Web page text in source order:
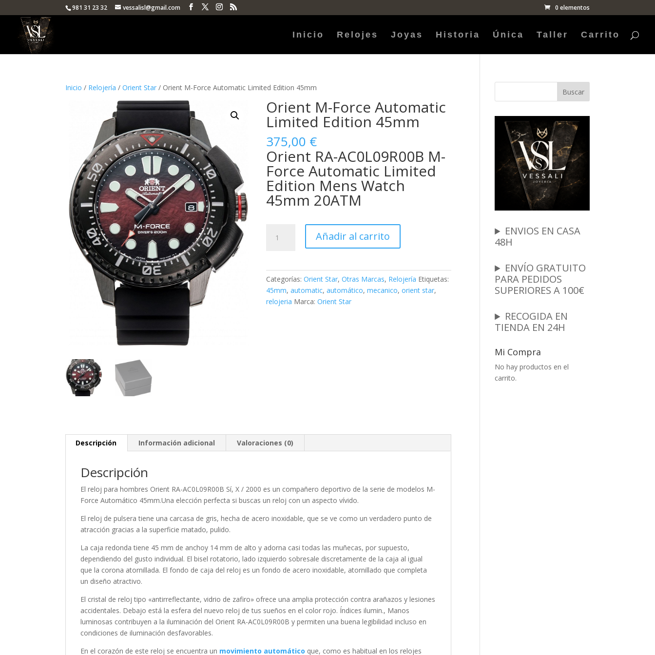
981 31 23 32 vessalisl@gmail.com 0 elementos
Inicio Relojes Joyas Historia Única Taller Carrito
Inicio / Relojería /Orient Star / Orient M-Force Automatic Limited Edition 45mm
Orient M-Force Automatic
Limited Edition 45mm
375,00 €
Orient RA-AC0L09R00B M-
Force Automatic Limited
Edition Mens Watch
45mm 20ATM
Edition
45mm
cantidad
Añadir al carrito
Categorías:Orient Star,Otras Marcas, Relojería Etiquetas:
45mm,automatic,automático,mecanico,orient star,
relojeria Marca:Orient Star
Descripción Información adicional Valoraciones (0)
Descripción
El reloj parahombres Orient RA-AC0L09R00B Sí, X / 2000 es un compañero deportivo de la serie de modelos M-
Force Automático 45mm.Una elección perfecta si buscas un reloj con un aspecto vívido.
El reloj de pulsera tiene una carcasa de gris, hecha de acero inoxidable, que se ve como un verdadero punto de
atracción gracias a la superficiematado, pulido.
La cajaredonda tiene 45 mm de anchoy 14 mm de alto y adorna casi todas las muñecas, por supuesto,
dependiendo del gusto individual. El biselrotatorio, lado izquierdo sobresale discretamente de la caja al igual
que la corona atornillada. El fondo de caja del reloj es un fondo de acero inoxidable, atornillado que completa
un diseño atractivo.
El cristal de reloj tipo «antirreflectante, vidrio de zafiro» ofrece una amplia protección contra arañazos y lesiones
accidentales. Debajo está la esfera del nuevo reloj de tus sueños en el colorrojo. Índices ilumin., Manos
luminosas contribuyen a la iluminación del Orient RA-AC0L09R00B y permiten una buena legibilidad incluso en
condiciones de iluminación desfavorables.
En el corazón de este reloj se encuentra un movimiento automático que, como es habitual en los relojes
Buscar
ENVIOS EN CASA
48H
ENVÍO GRATUITO
PARA PEDIDOS
SUPERIORES A 100€
RECOGIDA EN
TIENDA EN 24H
Mi Compra
No hay productos en el
carrito.